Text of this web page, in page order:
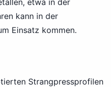
etwa in der
kann in der
Einsatz kommen.
Strangpressprofilen